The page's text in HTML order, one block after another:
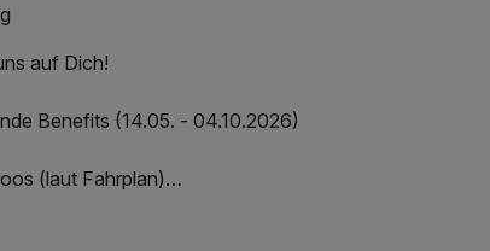
auf Dich!
Benefits (14.05. - 04.10.2026)
(laut Fahrplan)
Gondelbahn auf den Rossbrand (laut